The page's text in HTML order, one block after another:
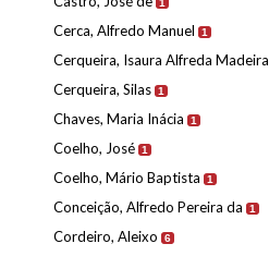
1
Cerca, Alfredo Manuel 1
Cerqueira, Isaura Alfreda Madeira
Cerqueira, Silas 1
Chaves, Maria Inácia 1
Coelho, José 1
Coelho, Mário Baptista 1
Conceição, Alfredo Pereira da 1
Cordeiro, Aleixo 6